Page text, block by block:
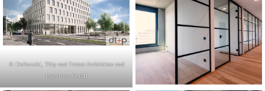
© Dor­kow­ski, Tülp und Part­ner Archi­tek­ten und
Inge­nieure GmbH